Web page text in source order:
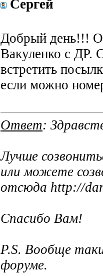
Сергей
Добрый день!!!
Вакуленко с ДР.
встретить
если можно
Ответ:
Лучше
или можете
отсюда http://
Спасибо Вам!
P.S. Вообще
форуме.